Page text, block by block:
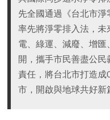
先全國通過《台北市淨
率先將淨零排入法，
電、綠運、減廢、增
開，攜手市民善盡公
責任，將台北市打造
市，開啟與地球共好新